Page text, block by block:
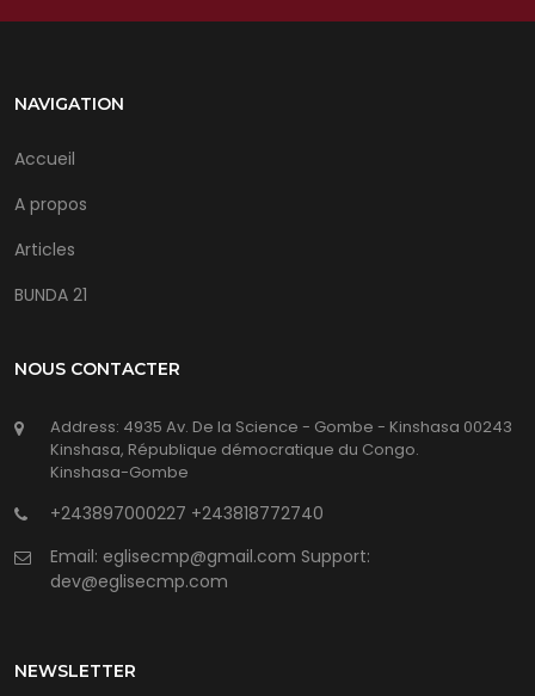
NAVIGATION
Accueil
A propos
Articles
BUNDA 21
NOUS CONTACTER
Address: 4935 Av. De la Science - Gombe - Kinshasa 00243
Kinshasa, République démocratique du Congo.
Kinshasa-Gombe
+243897000227 +243818772740
Email: eglisecmp@gmail.com Support:
dev@eglisecmp.com
NEWSLETTER